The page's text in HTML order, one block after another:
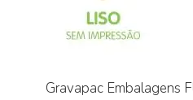
Gravapac Embalagens